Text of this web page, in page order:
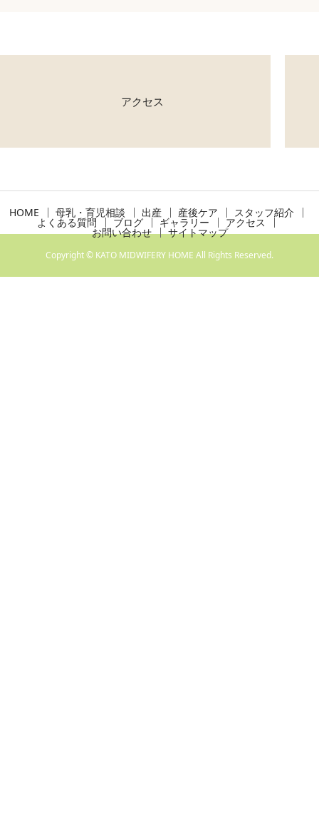
アクセス
HOME 母乳・育児相談 出産 産後ケア スタッフ紹介
よくある質問 ブログ ギャラリー アクセス
お問い合わせ サイトマップ
Copyright © KATO MIDWIFERY HOME All Rights Reserved.